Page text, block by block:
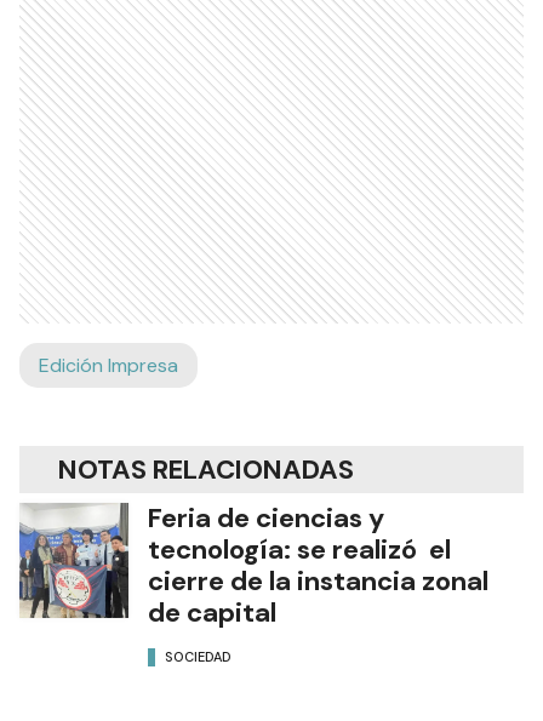
Edición Impresa
NOTAS RELACIONADAS
Feria de ciencias y
tecnología: se realizó el
cierre de la instancia zonal
de capital
SOCIEDAD